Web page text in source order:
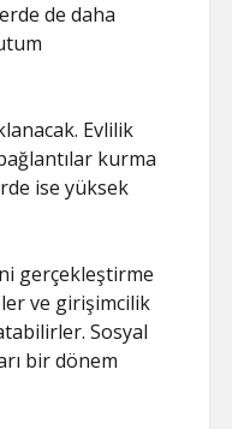
de daha
Evlilik
kurma
ise yüksek
gerçekleştirme
ve girişimcilik
Sosyal
bir dönem